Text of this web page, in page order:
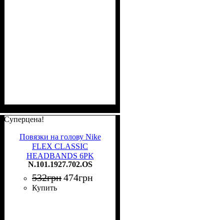
Суперцена!
Повязки на голову Nike
FLEX CLASSIC
HEADBANDS 6PK
разноцветные (6 штук)
N.101.1927.702.OS
N.101.1927.702.OS
532грн474грн
Купить